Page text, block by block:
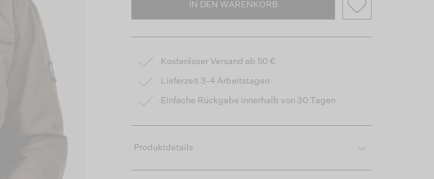
IN DEN WARENKORB
Kostenloser Versand ab 50 €
Lieferzeit 3-4 Arbeitstagen
Einfache Rückgabe innerhalb von 30 Tagen
Produktdetails